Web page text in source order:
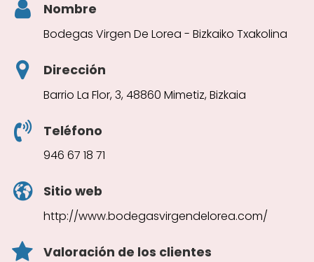
Nombre
Bodegas Virgen De Lorea - Bizkaiko Txakolina
Dirección
Barrio La Flor, 3, 48860 Mimetiz, Bizkaia
Teléfono
946 67 18 71
Sitio web
http://www.bodegasvirgendelorea.com/
Valoración de los clientes